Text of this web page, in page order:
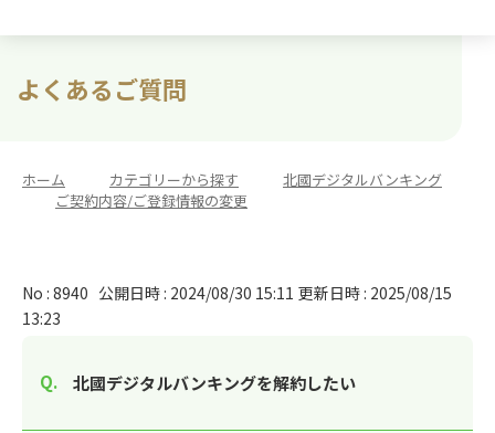
よくあるご質問
ホーム カテゴリーから探す
北國デジタルバンキング
ご契約内容/ご登録情報の変更
No : 8940 公開日時 : 2024/08/30 15:11 更新日時 : 2025/08/15
13:23
北國デジタルバンキングを解約したい